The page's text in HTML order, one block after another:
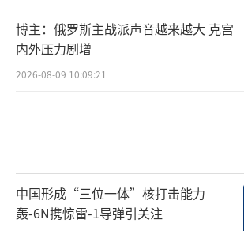
博主：俄罗斯主战派声音越来越大 克宫
内外压力剧增
2026-08-09 10:09:21
中国形成“三位一体”核打击能力
轰-6N携惊雷-1导弹引关注